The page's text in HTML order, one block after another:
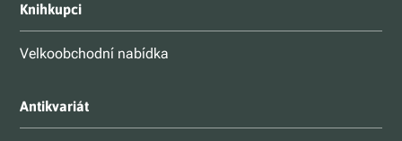
Knihkupci
Velkoobchodní nabídka
Antikvariát